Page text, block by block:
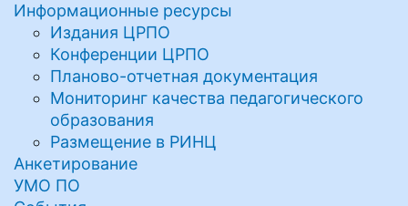
Информационные ресурсы
Издания ЦРПО
Конференции ЦРПО
Планово-отчетная документация
Мониторинг качества педагогического
образования
Размещение в РИНЦ
Анкетирование
УМО ПО